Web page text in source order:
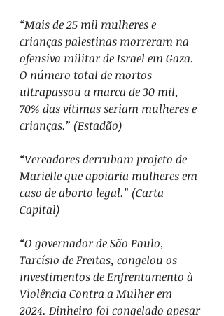
“Mais de 25 mil mulheres e
crianças palestinas morreram na
ofensiva militar de Israel em Gaza.
O número total de mortos
ultrapassou a marca de 30 mil,
70% das vítimas seriam mulheres e
crianças.” (Estadão)
“Vereadores derrubam projeto de
Marielle que apoiaria mulheres em
caso de aborto legal.” (Carta
Capital)
“O governador de São Paulo,
Tarcísio de Freitas, congelou os
investimentos de Enfrentamento à
Violência Contra a Mulher em
2024. Dinheiro foi congelado apesar